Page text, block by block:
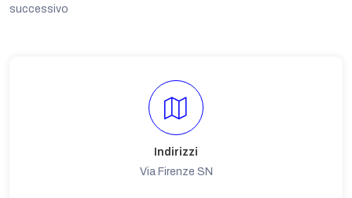
successivo
Indirizzi
Via Firenze SN